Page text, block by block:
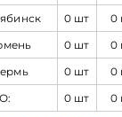
0 шт
0
0 шт
0
0 шт
0
0 шт 0